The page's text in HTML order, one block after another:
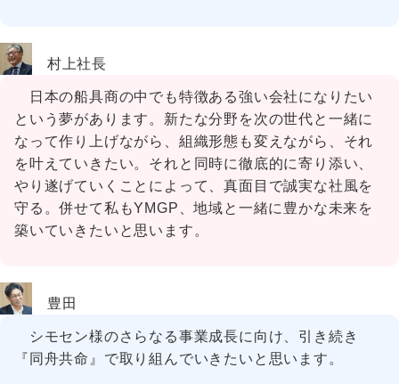
村上社長
日本の船具商の中でも特徴ある強い会社になりたい
という夢があります。新たな分野を次の世代と一緒に
なって作り上げながら、組織形態も変えながら、それ
を叶えていきたい。それと同時に徹底的に寄り添い、
やり遂げていくことによって、真面目で誠実な社風を
守る。併せて私もYMGP、地域と一緒に豊かな未来を
築いていきたいと思います。
豊田
シモセン様のさらなる事業成長に向け、引き続き
『同舟共命』で取り組んでいきたいと思います。